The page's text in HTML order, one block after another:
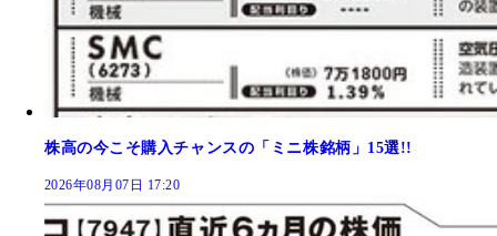
株高の今こそ購入チャンスの「ミニ株銘柄」15選!!
2026年08月07日 17:20